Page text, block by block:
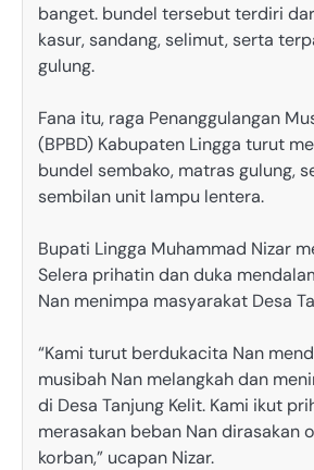
banget. bundel tersebut terdiri
kasur, sandang, selimut, serta
gulung.
Fana itu, raga Penanggulangan
(BPBD) Kabupaten Lingga turut
bundel sembako, matras gulung,
sembilan unit lampu lentera.
Bupati Lingga Muhammad Nizar
Selera prihatin dan duka
Nan menimpa masyarakat Desa
“Kami turut berdukacita Nan
musibah Nan melangkah dan
di Desa Tanjung Kelit. Kami ikut
merasakan beban Nan dirasakan
korban,” ucapan Nizar.